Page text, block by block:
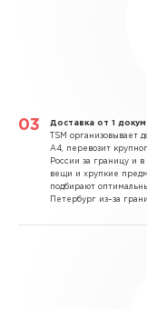
Доставка от 1
TSM организовывает
А4, перевозит
России за границу и
вещи и хрупкие
подбирают
Петербург из–за